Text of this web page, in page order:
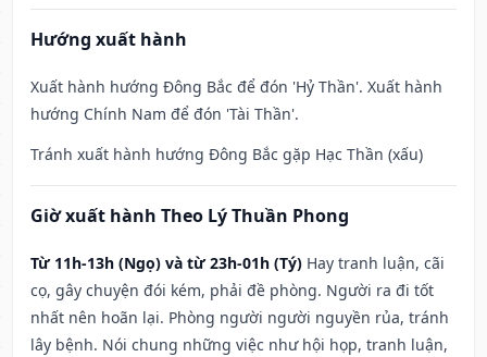
Hướng xuất hành
Xuất hành hướng Đông Bắc để đón 'Hỷ Thần'. Xuất hành
hướng Chính Nam để đón 'Tài Thần'.
Tránh xuất hành hướng Đông Bắc gặp Hạc Thần (xấu)
Giờ xuất hành Theo Lý Thuần Phong
Từ 11h-13h (Ngọ) và từ 23h-01h (Tý) Hay tranh luận, cãi
cọ, gây chuyện đói kém, phải đề phòng. Người ra đi tốt
nhất nên hoãn lại. Phòng người người nguyền rủa, tránh
lây bệnh. Nói chung những việc như hội họp, tranh luận,